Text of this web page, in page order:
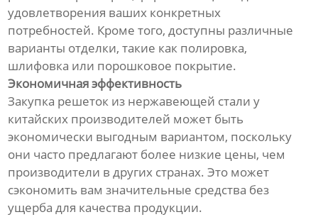
удовлетворения ваших конкретных
потребностей. Кроме того, доступны различные
варианты отделки, такие как полировка,
шлифовка или порошковое покрытие.
Экономичная эффективность
Закупка решеток из нержавеющей стали у
китайских производителей может быть
экономически выгодным вариантом, поскольку
они часто предлагают более низкие цены, чем
производители в других странах. Это может
сэкономить вам значительные средства без
ущерба для качества продукции.